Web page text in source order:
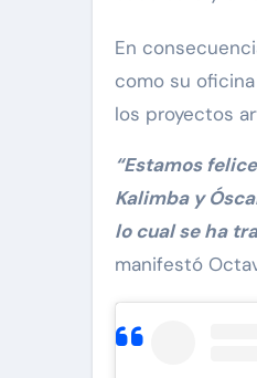
En
como su
los proyectos
“Estamos
Kalimba y
lo cual se ha
manifestó
visita a